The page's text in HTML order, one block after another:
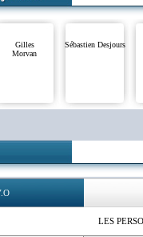
Gilles
Morvan
Sébastien Desjours
LES